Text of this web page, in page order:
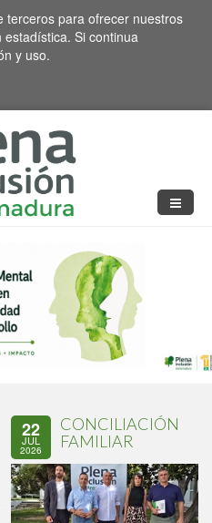
terceros para ofrecer nuestros
Si continua
y uso.
22
JUL
2026
CONCILIACIÓN
FAMILIAR